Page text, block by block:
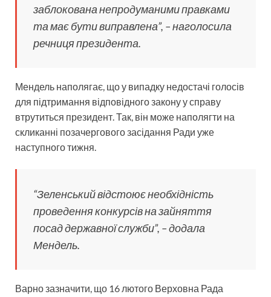
заблокована непродуманими правками
та має бути виправлена”, – наголосила
речниця президента.
Мендель наполягає, що у випадку недостачі голосів
для підтримання відповідного закону у справу
втрутиться президент. Так, він може наполягти на
скликанні позачергового засідання Ради уже
наступного тижня.
“Зеленський відстоює необхідність
проведення конкурсів на зайняття
посад державної служби”, – додала
Мендель.
Варно зазначити, що 16 лютого Верховна Рада